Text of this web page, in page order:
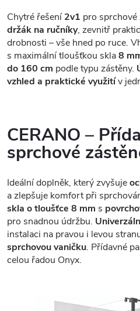
Chytré řešení2v1 pro sprchové
držák na ručníky, zevnitř
drobnosti – vše hned po ruce.
s maximální tloušťkou skla8
do 160 cm podle typu zástěny.
vzhled a praktické využitív
CERANO –
sprchové
Ideální doplněk, který zvyšuje
a zlepšuje komfort při
skla o tloušťce 8 mm s
pro snadnou údržbu.
instalaci na pravou i levou
sprchovou vaničku. Přídavné
celou řadou Onyx.